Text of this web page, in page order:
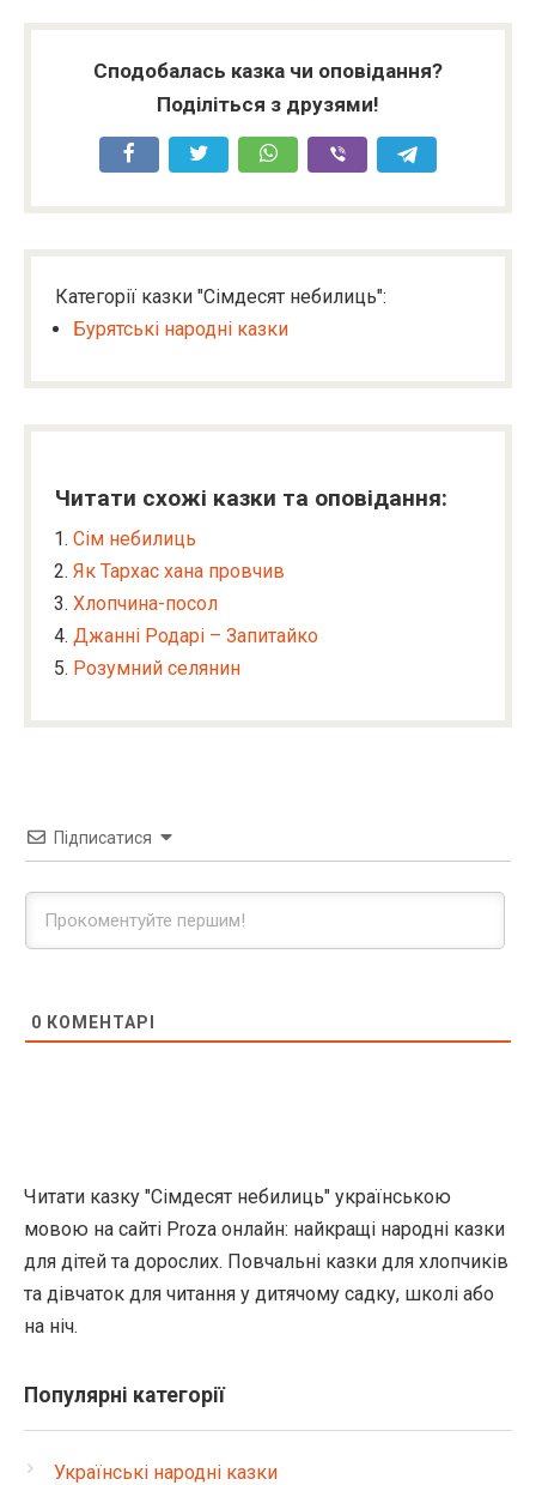
Сподобалась казка чи оповідання?
Поділіться з друзями!
Категорії казки "Сімдесят небилиць":
Бурятські народні казки
Читати схожі казки та оповідання:
Сім небилиць
Як Тархас хана провчив
Хлопчина-посол
Джанні Родарі – Запитайко
Розумний селянин
Підписатися
0 КОМЕНТАРІ
Читати казку "Сімдесят небилиць" українською
мовою на сайті Proza онлайн: найкращі народні казки
для дітей та дорослих. Повчальні казки для хлопчиків
та дівчаток для читання у дитячому садку, школі або
на ніч.
Популярні категорії
Українські народні казки